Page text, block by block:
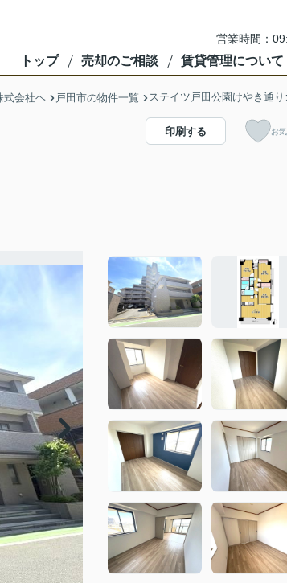
営業時間：
トップ 売却のご相談 賃貸管理について
式会社ヘ 戸田市の物件一覧 ステイツ戸田公園けやき通り
印刷する お